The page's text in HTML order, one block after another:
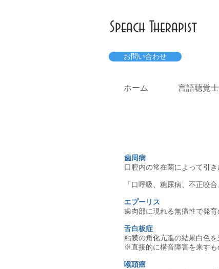
Speach Therapist
お問い合わせ
ホーム 言語聴覚
歯周病
口腔内の常在菌によって引
「口呼吸、糖尿病、不正咬
エプーリス
歯肉部に現れる無痛性で発
舌白板症
粘膜の角化亢進の結果白色
※直接的に構音障害を来すも
喉頭癌